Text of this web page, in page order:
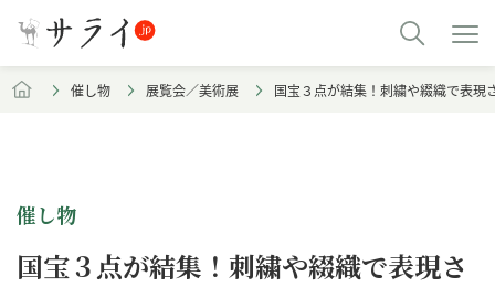
催し物 展覧会／美術展 国宝３点が結集！刺繍や綴織で表現
催し物
国宝３点が結集！刺繍や綴織で表現さ